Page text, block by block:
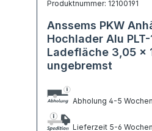
Produktnummer: 12100191
Anssems PKW
Hochlader Alu PLT-
Ladefläche 3,05 x
ungebremst
Abholung 4-5 Wochen
Lieferzeit 5-6 Wochen